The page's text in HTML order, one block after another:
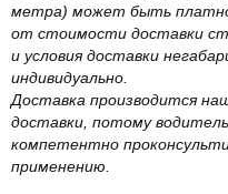
метра) может быть
от стоимости доставки
и условия доставки
индивидуально.
Доставка производится
доставки, потому
компетентно
применению.